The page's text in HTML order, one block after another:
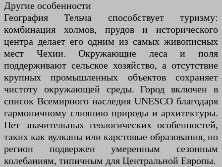
Другие особенности
География Тельча способствует туризму:
комбинация холмов, прудов и исторического
центра делает его одним из самых живописных
мест Чехии. Окружающие леса и поля
поддерживают сельское хозяйство, а отсутствие
крупных промышленных объектов сохраняет
чистоту окружающей среды. Город включен в
список Всемирного наследия UNESCO благодаря
гармоничному слиянию природы и архитектуры.
Нет значительных геологических особенностей,
таких как вулканы или карстовые образования, но
регион подвержен умеренным сезонным
колебаниям, типичным для Центральной Европы.